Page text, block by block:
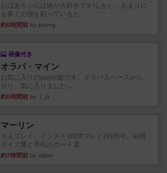
おばあちゃんは猫が大好きです!しかし、あまりに
も多くの猫を飼っているた...
約6時間前 by jurong
画像付き
オラパ・マイン
お気に入りのplayte製です。オラパスペースから
やり、気に入りました...
約6時間前 by くみ
マーリン
４人プレイ。インスト1時間プレイ2時間半。結構
ダイス運と手札のカード運...
約7時間前 by oliber